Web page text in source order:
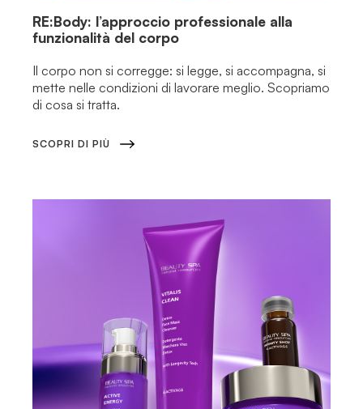
RE:Body: l’approccio professionale alla
funzionalità del corpo
Il corpo non si corregge: si legge, si accompagna, si
mette nelle condizioni di lavorare meglio. Scopriamo
di cosa si tratta.
SCOPRI DI PIÙ